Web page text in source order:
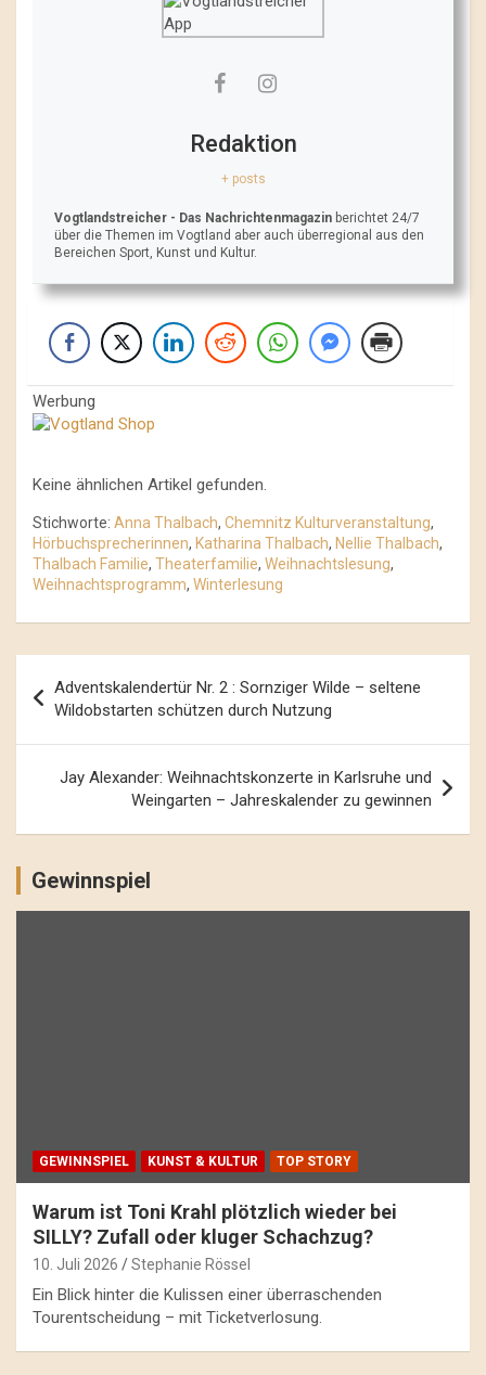
Redaktion
+ posts
Vogtlandstreicher - Das Nachrichtenmagazin berichtet 24/7
über die Themen im Vogtland aber auch überregional aus den
Bereichen Sport, Kunst und Kultur.
Werbung
Keine ähnlichen Artikel gefunden.
Stichworte: Anna Thalbach, Chemnitz Kulturveranstaltung,
Hörbuchsprecherinnen, Katharina Thalbach, Nellie Thalbach,
Thalbach Familie, Theaterfamilie, Weihnachtslesung,
Weihnachtsprogramm, Winterlesung
Navigation
Adventskalendertür Nr. 2 : Sornziger Wilde – seltene
Wildobstarten schützen durch Nutzung
Jay Alexander: Weihnachtskonzerte in Karlsruhe und
Weingarten – Jahreskalender zu gewinnen
Gewinnspiel
GEWINNSPIEL KUNST & KULTUR TOP STORY
Warum ist Toni Krahl plötzlich wieder bei
SILLY? Zufall oder kluger Schachzug?
10. Juli 2026 Stephanie Rössel
Ein Blick hinter die Kulissen einer überraschenden
Tourentscheidung – mit Ticketverlosung.